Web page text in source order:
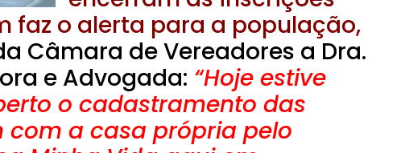
faz o alerta para a população,
Câmara de Vereadores a Dra.
e Advogada: “Hoje estive
o cadastramento das
com a casa própria pelo